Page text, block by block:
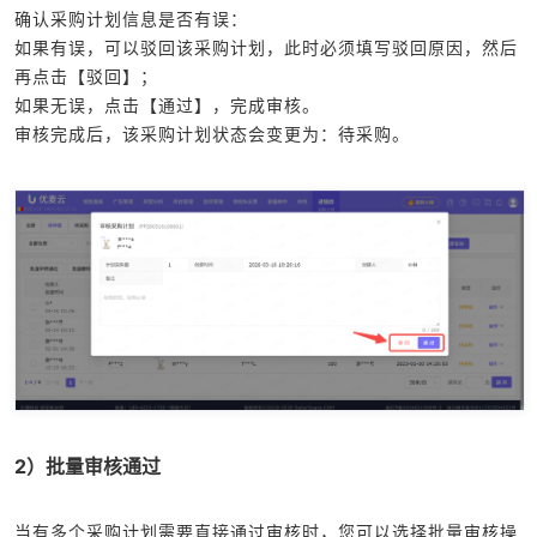
确认采购计划信息是否有误：
如果有误，可以驳回该采购计划，此时必须填写驳回原因，然后
再点击【驳回】；
如果无误，点击【通过】，完成审核。
审核完成后，该采购计划状态会变更为：待采购。
2）批量审核通过
当有多个采购计划需要直接通过审核时，您可以选择批量审核操